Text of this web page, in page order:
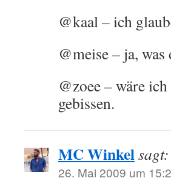
@kaal – ich
@meise – ja,
@zoee – wäre
gebissen.
MC Winkelsagt:
26. Mai 2009 um